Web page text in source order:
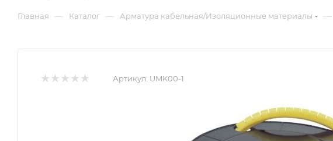
Главная — Каталог — Арматура кабельная/Изоляционные материалы —
Артикул: UMK00-1